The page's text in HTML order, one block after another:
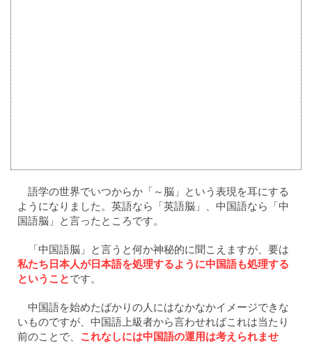
語学の世界でいつからか「～脳」という表現を耳にする
ようになりました。英語なら「英語脳」、中国語なら「中
国語脳」と言ったところです。
「中国語脳」と言うと何か神秘的に聞こえますが、要は
私たち日本人が日本語を処理するように中国語も処理する
ということです。
中国語を始めたばかりの人にはなかなかイメージできな
いものですが、中国語上級者から言わせればこれは当たり
前のことで、 これなしには中国語の運用は考えられませ